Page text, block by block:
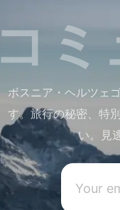
コ
ボスニア・ヘルツェ
す。旅行の秘密、特
い。見